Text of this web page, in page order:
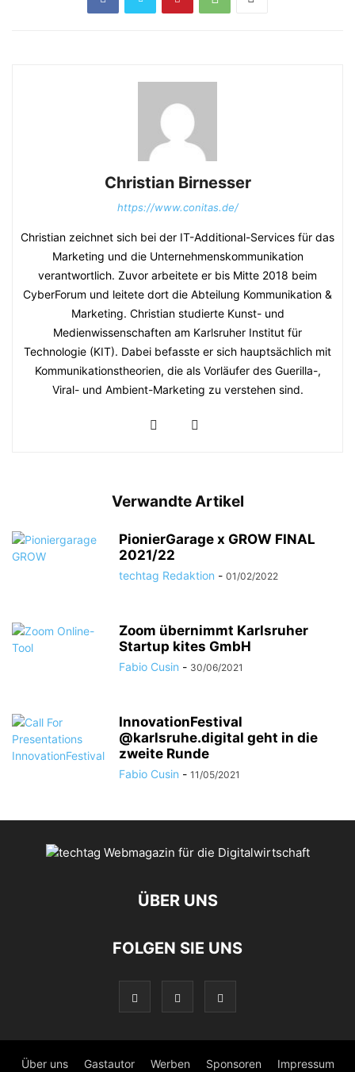
Christian Birnesser
https://www.conitas.de/
Christian zeichnet sich bei der IT-Additional-Services für das
Marketing und die Unternehmenskommunikation
verantwortlich. Zuvor arbeitete er bis Mitte 2018 beim
CyberForum und leitete dort die Abteilung Kommunikation &
Marketing. Christian studierte Kunst- und
Medienwissenschaften am Karlsruher Institut für
Technologie (KIT). Dabei befasste er sich hauptsächlich mit
Kommunikationstheorien, die als Vorläufer des Guerilla-,
Viral- und Ambient-Marketing zu verstehen sind.
Verwandte Artikel
PionierGarage x GROW FINAL
2021/22
techtag Redaktion - 01/02/2022
Zoom übernimmt Karlsruher
Startup kites GmbH
Fabio Cusin - 30/06/2021
InnovationFestival
@karlsruhe.digital geht in die
zweite Runde
Fabio Cusin - 11/05/2021
ÜBER UNS
FOLGEN SIE UNS
Über uns Gastautor Werben Sponsoren Impressum